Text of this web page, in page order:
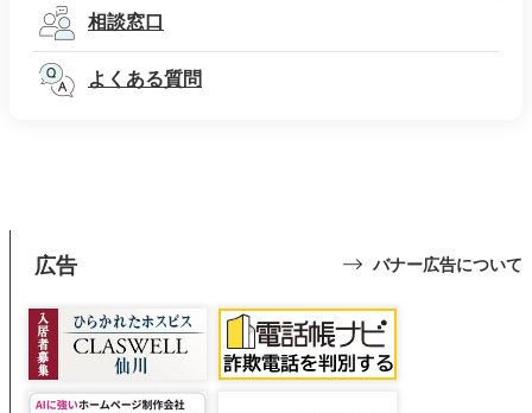
相談窓口
よくある質問
広告 バナー広告について